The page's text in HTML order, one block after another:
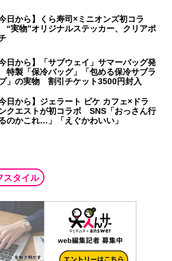
今日から】くら寿司×ミニオンズ初コラ
実物”オリジナルステッカー、クリアポ
今日から】「サブウェイ」サマーバッグ発
製「保冷バッグ」「包める保冷サブラ
」の実物 割引チケット3500円封入
今日から】ジェラート ピケ カフェ×ドラ
クエストが初コラボ SNS「おっさん行
のかこれ…」「えぐかわいい」
スタイル